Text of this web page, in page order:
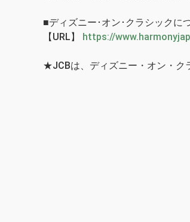
■ディズニー･オン･クラシックに
【URL】 https://
★JCBは、ディズニー・オン・ク